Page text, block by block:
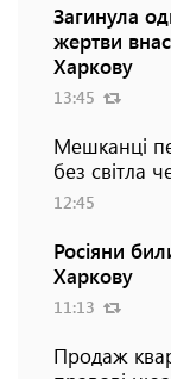
Загинула
жертви
Харкову
13:45
Мешканці
без світла
12:45
Росіяни
Харкову
11:13
Продаж